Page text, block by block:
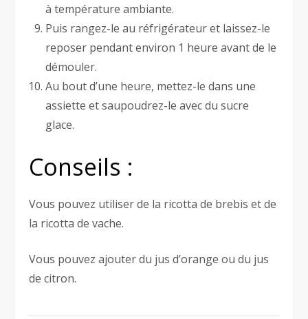
à température ambiante.
Puis rangez-le au réfrigérateur et laissez-le
reposer pendant environ 1 heure avant de le
démouler.
Au bout d’une heure, mettez-le dans une
assiette et saupoudrez-le avec du sucre
glace.
Conseils :
Vous pouvez utiliser de la ricotta de brebis et de
la ricotta de vache.
Vous pouvez ajouter du jus d’orange ou du jus
de citron.